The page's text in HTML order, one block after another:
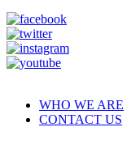
WHO WE ARE
CONTACT US